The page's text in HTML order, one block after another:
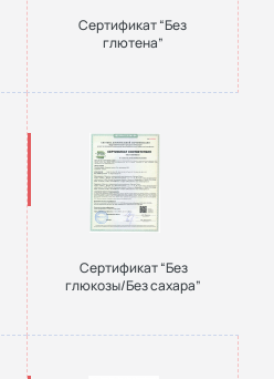
Сертификат “Без
глютена”
Сертификат “Без
глюкозы/Без сахара”